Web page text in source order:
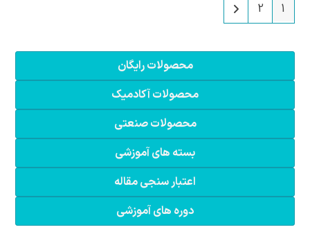
1
2
محصولات رایگان
محصولات آکادمیک
محصولات صنعتی
بسته های آموزشی
اعتبار سنجی مقاله
دوره های آموزشی